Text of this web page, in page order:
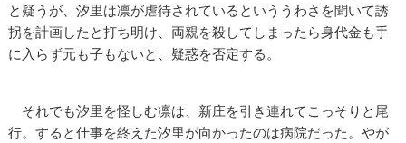
と疑うが、汐里は凛が虐待されているといううわさを聞いて誘
拐を計画したと打ち明け、両親を殺してしまったら身代金も手
に入らず元も子もないと、疑惑を否定する。
それでも汐里を怪しむ凛は、新庄を引き連れてこっそりと尾
行。すると仕事を終えた汐里が向かったのは病院だった。やが